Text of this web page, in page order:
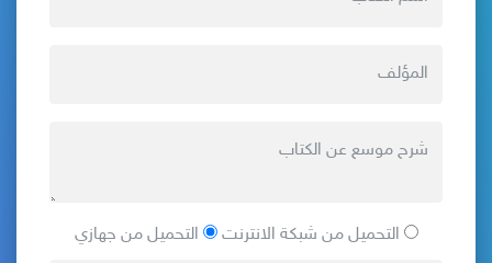
التحميل من شبكة الانترنت التحميل من جهازي